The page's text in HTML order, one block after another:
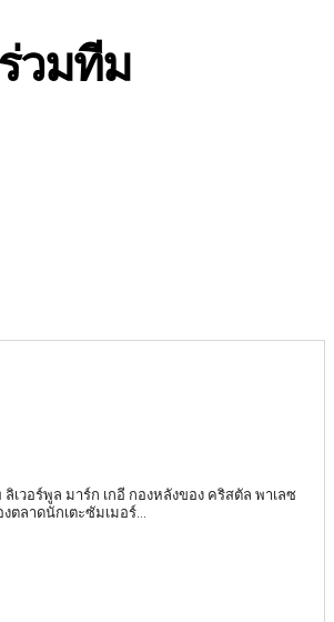
วมทีม
วอร์พูล มาร์ก เกอี กองหลังของ คริสตัล พาเลซ
ลาดนักเตะซัมเมอร์...